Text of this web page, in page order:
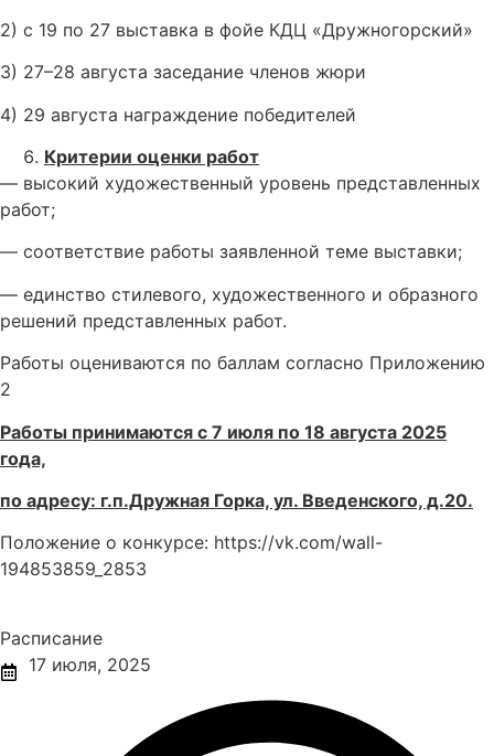
2) с 19 по 27 выставка в фойе КДЦ «Дружногорский»
3) 27–28 августа заседание членов жюри
4) 29 августа награждение победителей
Критерии оценки работ
— высокий художественный уровень представленных
работ;
— соответствие работы заявленной теме выставки;
— единство стилевого, художественного и образного
решений представленных работ.
Работы оцениваются по баллам согласно Приложению
2
Работы принимаются с 7 июля по 18 августа 2025
года,
по адресу: г.п.Дружная Горка, ул. Введенского, д.20.
Положение о конкурсе: https://vk.com/wall-
194853859_2853
Расписание
17 июля, 2025